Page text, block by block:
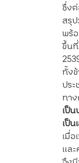
ซึ่ง
สรุ
พร้
ขึ้น
ทั้ง
ปร
ทา
เป็
เป็น
เมื่
แล